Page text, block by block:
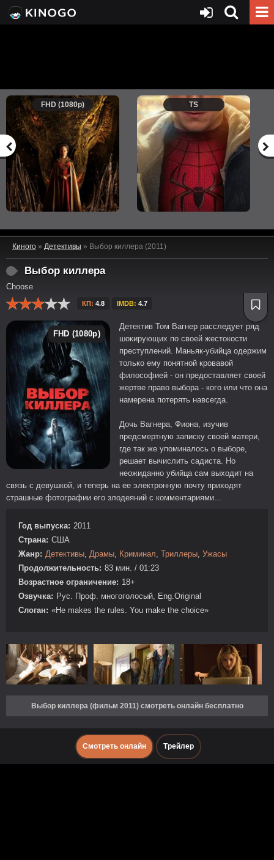
FHD (1080p) TS
Киного » Детективы » Выбор киллера (2011)
Выбор киллера
Choose
КП: 4.8 IMDB: 4.7
FHD (1080p)
Детектив Том Вагнер расследует ряд
шокирующих по своей жестокости
преступлений. Маньяк-убийца одержим
только ему понятной кровавой
философией - он предоставляет своей
жертве право выбора - кого или что она
намерена потерять навсегда.
Дочь Вагнера, Фиона, изучив
предсмертную записку своей матери,
где так же упоминалось о выборе,
решает вычислить садиста. Но
неожиданно убийца сам выходит на
связь с девушкой, и теперь на ее электронную почту приходят
страшные фотографии его злодеяний с комментариями...
Год выпуска: 2011
Страна: США
Жанр: Детективы, Драмы, Криминал, Триллеры, Ужасы
Продолжительность: 83 мин. / 01:23
Возрастное ограничение: 18+
Озвучка: Рус. Проф. многоголосый, Eng.Original
Слоган: «He makes the rules. You make the choice»
Выбор киллера (фильм 2011) смотреть онлайн бесплатно
Смотреть онлайн Трейлер